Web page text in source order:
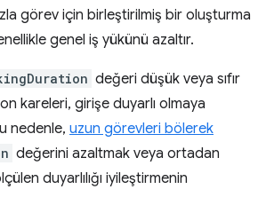
görev için birleştirilmiş bir oluşturma
genel iş yükünü azaltır.
değeri düşük veya sıfır
kareleri, girişe duyarlı olmaya
nedenle, uzun görevleri bölerek
değerini azaltmak veya ortadan
duyarlılığı iyileştirmenin